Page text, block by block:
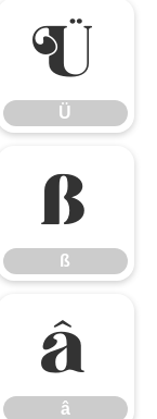
Ü
Ü
ß
ß
â
â